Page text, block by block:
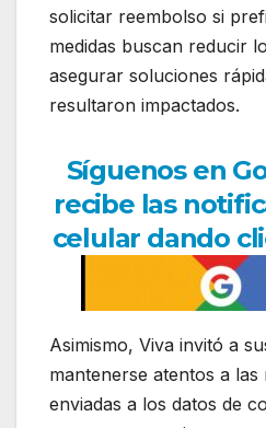
solicitar reembolso si
medidas buscan reducir
asegurar soluciones
resultaron impactados.
Síguenos en
recibe las
celular dando
Asimismo, Viva invitó a
mantenerse atentos a las
enviadas a los datos de